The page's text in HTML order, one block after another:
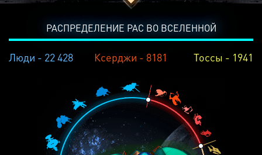
РАСПРЕДЕЛЕНИЕ РАС ВО ВСЕЛЕННОЙ
Люди - 22 428 Ксерджи - 8181 Тоссы - 1941